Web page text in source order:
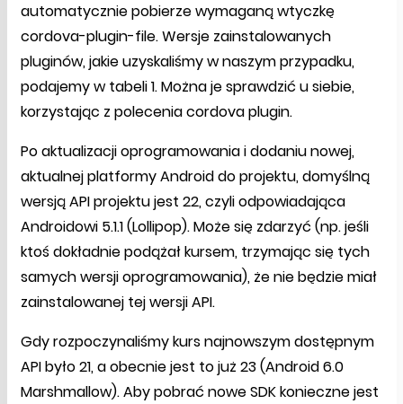
automatycznie pobierze wymaganą wtyczkę
cordova-plugin-file. Wersje zainstalowanych
pluginów, jakie uzyskaliśmy w naszym przypadku,
podajemy w tabeli 1. Można je sprawdzić u siebie,
korzystając z polecenia cordova plugin.
Po aktualizacji oprogramowania i dodaniu nowej,
aktualnej platformy Android do projektu, domyślną
wersją API projektu jest 22, czyli odpowiadająca
Androidowi 5.1.1 (Lollipop). Może się zdarzyć (np. jeśli
ktoś dokładnie podążał kursem, trzymając się tych
samych wersji oprogramowania), że nie będzie miał
zainstalowanej tej wersji API.
Gdy rozpoczynaliśmy kurs najnowszym dostępnym
API było 21, a obecnie jest to już 23 (Android 6.0
Marshmallow). Aby pobrać nowe SDK konieczne jest